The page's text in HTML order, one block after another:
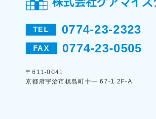
TEL 0774-23-2323
FAX 0774-23-0505
〒611-0041
京都府宇治市槙島町十一 67-1 2F-A